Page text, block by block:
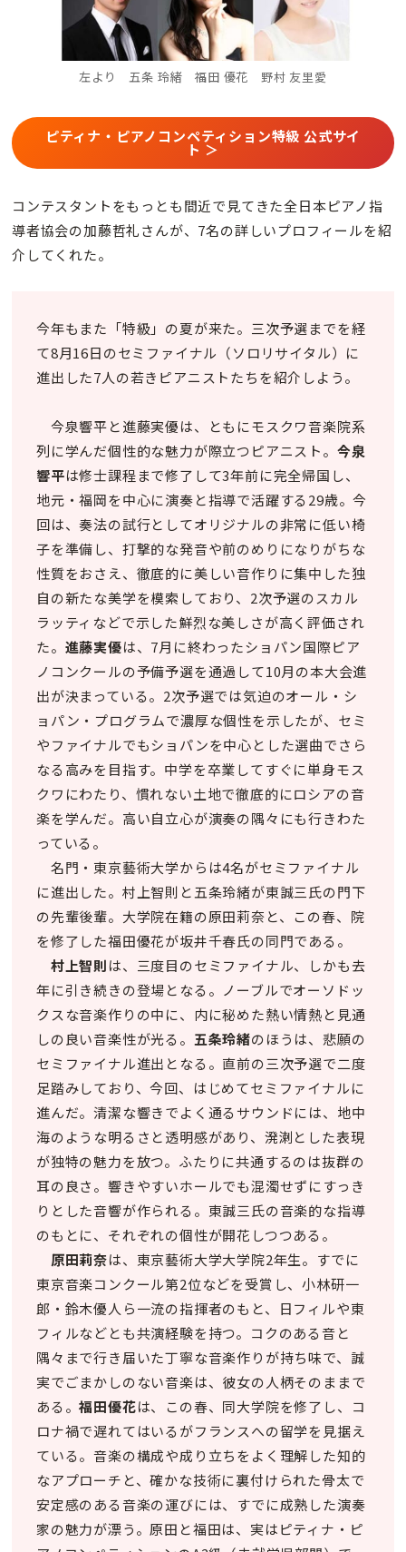
左より 五条 玲緒 福田 優花 野村 友里愛
ピティナ・ピアノコンペティション特級 公式サイ
ト ＞
コンテスタントをもっとも間近で見てきた全日本ピアノ指
導者協会の加藤哲礼さんが、7名の詳しいプロフィールを紹
介してくれた。
今年もまた「特級」の夏が来た。三次予選までを経
て8月16日のセミファイナル（ソロリサイタル）に
進出した7人の若きピアニストたちを紹介しよう。
今泉響平と進藤実優は、ともにモスクワ音楽院系
列に学んだ個性的な魅力が際立つピアニスト。 今泉
響平は修士課程まで修了して3年前に完全帰国し、
地元・福岡を中心に演奏と指導で活躍する29歳。今
回は、奏法の試行としてオリジナルの非常に低い椅
子を準備し、打撃的な発音や前のめりになりがちな
性質をおさえ、徹底的に美しい音作りに集中した独
自の新たな美学を模索しており、2次予選のスカル
ラッティなどで示した鮮烈な美しさが高く評価され
た。 進藤実優は、7月に終わったショパン国際ピア
ノコンクールの予備予選を通過して10月の本大会進
出が決まっている。2次予選では気迫のオール・シ
ョパン・プログラムで濃厚な個性を示したが、セミ
やファイナルでもショパンを中心とした選曲でさら
なる高みを目指す。中学を卒業してすぐに単身モス
クワにわたり、慣れない土地で徹底的にロシアの音
楽を学んだ。高い自立心が演奏の隅々にも行きわた
っている。
名門・東京藝術大学からは4名がセミファイナル
に進出した。村上智則と五条玲緒が東誠三氏の門下
の先輩後輩。大学院在籍の原田莉奈と、この春、院
を修了した福田優花が坂井千春氏の同門である。
村上智則は、三度目のセミファイナル、しかも去
年に引き続きの登場となる。ノーブルでオーソドッ
クスな音楽作りの中に、内に秘めた熱い情熱と見通
しの良い音楽性が光る。 五条玲緒のほうは、悲願の
セミファイナル進出となる。直前の三次予選で二度
足踏みしており、今回、はじめてセミファイナルに
進んだ。清潔な響きでよく通るサウンドには、地中
海のような明るさと透明感があり、溌溂とした表現
が独特の魅力を放つ。ふたりに共通するのは抜群の
耳の良さ。響きやすいホールでも混濁せずにすっき
りとした音響が作られる。東誠三氏の音楽的な指導
のもとに、それぞれの個性が開花しつつある。
原田莉奈は、東京藝術大学大学院2年生。すでに
東京音楽コンクール第2位などを受賞し、小林研一
郎・鈴木優人ら一流の指揮者のもと、日フィルや東
フィルなどとも共演経験を持つ。コクのある音と
隅々まで行き届いた丁寧な音楽作りが持ち味で、誠
実でごまかしのない音楽は、彼女の人柄そのままで
ある。福田優花は、この春、同大学院を修了し、コ
ロナ禍で遅れてはいるがフランスへの留学を見据え
ている。音楽の構成や成り立ちをよく理解した知的
なアプローチと、確かな技術に裏付けられた骨太で
安定感のある音楽の運びには、すでに成熟した演奏
家の魅力が漂う。原田と福田は、実はピティナ・ピ